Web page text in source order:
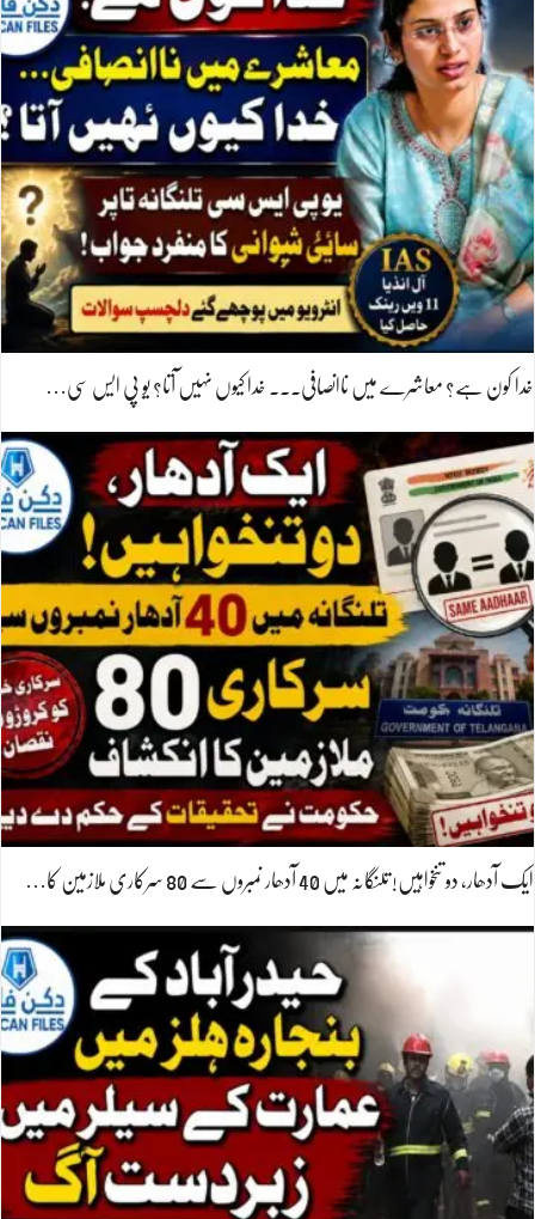
خدا کون ہے؟ معاشرے میں ناانصافی۔۔۔ خدا کیوں نہیں آتا؟ یو پی ایس سی…
ایک آدھار، دو تنخواہیں! تلنگانہ میں 40 آدھار نمبروں سے 80 سرکاری ملازمین کا…